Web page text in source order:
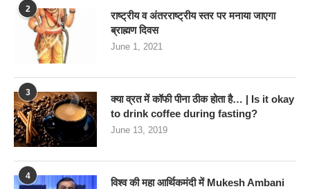
2
राष्ट्रीय व अंतरराष्ट्रीय स्तर पर मनाया जाएगा
ब्राह्मण दिवस
June 1, 2021
3
क्या व्रत में कॉफी पीना ठीक होता है… | Is it okay
to drink coffee during fasting?
June 13, 2019
4
विश्व की महा आर्थिकमंदी में Mukesh Ambani